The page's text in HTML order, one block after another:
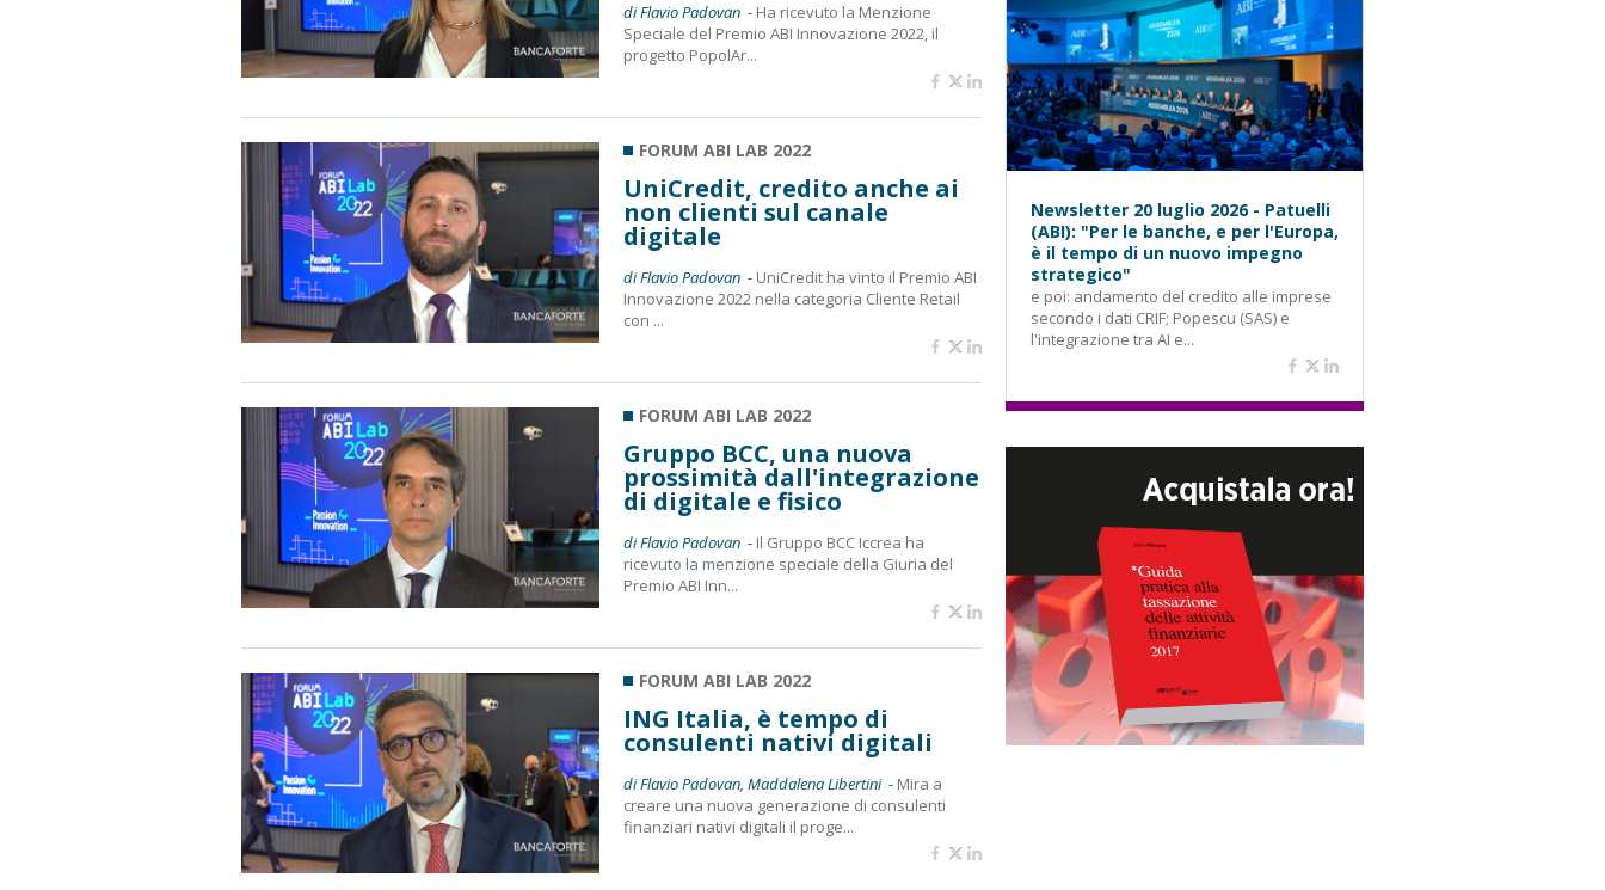
di Flavio Padovan - Ha ricevuto la Menzione
Speciale del Premio ABI Innovazione 2022, il
progetto PopolAr...
FORUM ABI LAB 2022
UniCredit, credito anche ai
non clienti sul canale
digitale
di Flavio Padovan - UniCredit ha vinto il Premio ABI
Innovazione 2022 nella categoria Cliente Retail
con ...
FORUM ABI LAB 2022
Gruppo BCC, una nuova
prossimità dall'integrazione
di digitale e fisico
di Flavio Padovan - Il Gruppo BCC Iccrea ha
ricevuto la menzione speciale della Giuria del
Premio ABI Inn...
FORUM ABI LAB 2022
ING Italia, è tempo di
consulenti nativi digitali
di Flavio Padovan, Maddalena Libertini - Mira a
creare una nuova generazione di consulenti
finanziari nativi digitali il proge...
Newsletter 20 luglio 2026 - Patuelli
(ABI): "Per le banche, e per l'Europa,
è il tempo di un nuovo impegno
strategico"
e poi: andamento del credito alle imprese
secondo i dati CRIF; Popescu (SAS) e
l'integrazione tra AI e...